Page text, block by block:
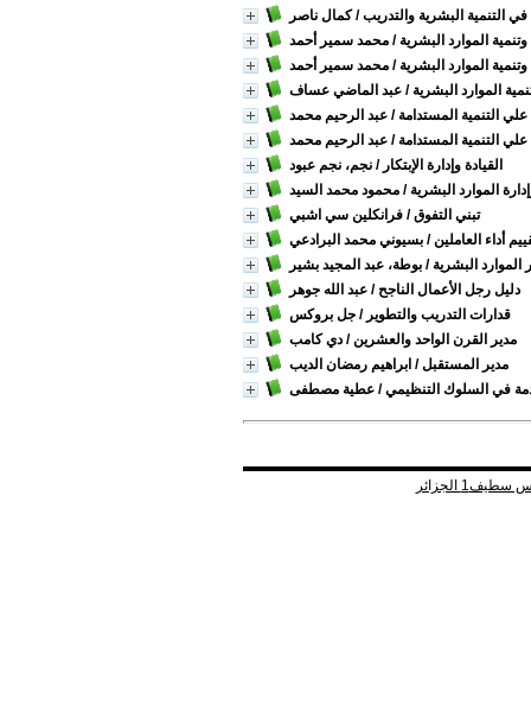
التنمية البشرية والتدريب/ كمال ناصر
وتنمية الموارد البشرية / محمد سمير أحمد
وتنمية الموارد البشرية / محمد سمير أحمد
الموارد البشرية / عبد الماضي عساف
علي التنمية المستدامة / عبد الرحيم محمد
علي التنمية المستدامة / عبد الرحيم محمد
القيادة وإدارة الإبتكار / نجم، نجم عبود
الموارد البشرية / محمود محمد السيد
تبني التفوق/ فرانكلين سي اشبي
أداء العاملين/ بسيوني محمد البرادعي
الموارد البشرية / بوطة، عبد المجيد بشير
دليل رجل الأعمال الناجح / عبد الله جوهر
قدارات التدريب والتطوير / جل بروكس
مدير القرن الواحد والعشرين/ دي كامب
مدير المستقبل/ ابراهيم رمضان الديب
في السلوك التنظيمي/ عطية مصطفى